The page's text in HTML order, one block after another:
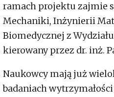
ramach projektu zajmie
Mechaniki, Inżynierii
Biomedycznej z
kierowany przez dr. inż.
Naukowcy mają już
badaniach